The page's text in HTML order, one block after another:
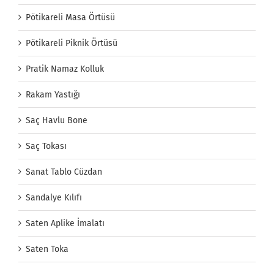
Pötikareli Masa Örtüsü
Pötikareli Piknik Örtüsü
Pratik Namaz Kolluk
Rakam Yastığı
Saç Havlu Bone
Saç Tokası
Sanat Tablo Cüzdan
Sandalye Kılıfı
Saten Aplike İmalatı
Saten Toka